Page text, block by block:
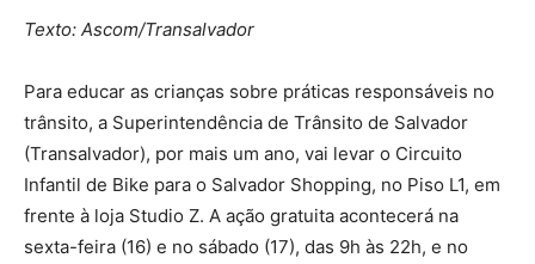
Texto: Ascom/Transalvador
Para educar as crianças sobre práticas responsáveis no
trânsito, a Superintendência de Trânsito de Salvador
(Transalvador), por mais um ano, vai levar o Circuito
Infantil de Bike para o Salvador Shopping, no Piso L1, em
frente à loja Studio Z. A ação gratuita acontecerá na
sexta-feira (16) e no sábado (17), das 9h às 22h, e no